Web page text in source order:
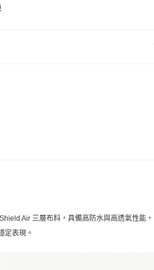
含以上)免運費
含以上)免運費
含以上)免運費
Air 三層布料 ，具備高防水與高透氣性能，
定表現。